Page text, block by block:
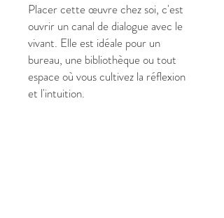
Placer cette œuvre chez soi, c'est
ouvrir un canal de dialogue avec le
vivant. Elle est idéale pour un
bureau, une bibliothèque ou tout
espace où vous cultivez la réflexion
et l'intuition.